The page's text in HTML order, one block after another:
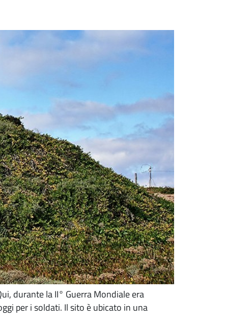
durante la II° Guerra Mondiale era
per i soldati. Il sito è ubicato in una